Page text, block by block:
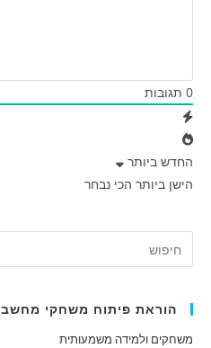
0 תגובות
החדש ביותר
הישן ביותר הכי נבחר
הוראת פיתוח משחקי מחשב
משחקים ולמידה משמעותית